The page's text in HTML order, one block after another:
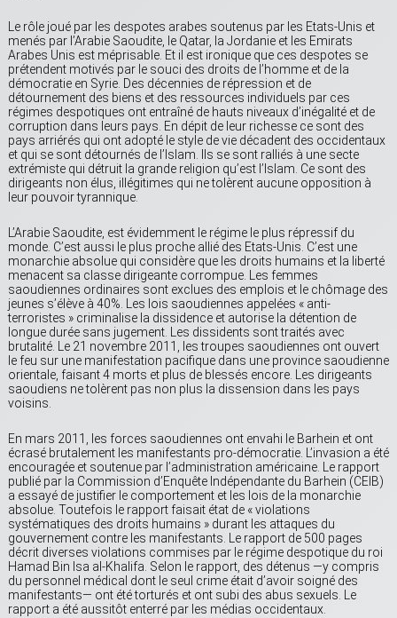
Le rôle joué par les despotes arabes soutenus par les Etats-Unis et
menés par l’Arabie Saoudite, le Qatar, la Jordanie et les Emirats
Arabes Unis est méprisable. Et il est ironique que ces despotes se
prétendent motivés par le souci des droits de l’homme et de la
démocratie en Syrie. Des décennies de répression et de
détournement des biens et des ressources individuels par ces
régimes despotiques ont entraîné de hauts niveaux d’inégalité et de
corruption dans leurs pays. En dépit de leur richesse ce sont des
pays arriérés qui ont adopté le style de vie décadent des occidentaux
et qui se sont détournés de l’Islam. Ils se sont ralliés à une secte
extrémiste qui détruit la grande religion qu’est l’Islam. Ce sont des
dirigeants non élus, illégitimes qui ne tolèrent aucune opposition à
leur pouvoir tyrannique.
L’Arabie Saoudite, est évidemment le régime le plus répressif du
monde. C’est aussi le plus proche allié des Etats-Unis. C’est une
monarchie absolue qui considère que les droits humains et la liberté
menacent sa classe dirigeante corrompue. Les femmes
saoudiennes ordinaires sont exclues des emplois et le chômage des
jeunes s’élève à 40%. Les lois saoudiennes appelées « anti-
terroristes » criminalise la dissidence et autorise la détention de
longue durée sans jugement. Les dissidents sont traités avec
brutalité. Le 21 novembre 2011, les troupes saoudiennes ont ouvert
le feu sur une manifestation pacifique dans une province saoudienne
orientale, faisant 4 morts et plus de blessés encore. Les dirigeants
saoudiens ne tolèrent pas non plus la dissension dans les pays
voisins.
En mars 2011, les forces saoudiennes ont envahi le Barhein et ont
écrasé brutalement les manifestants pro-démocratie. L’invasion a été
encouragée et soutenue par l’administration américaine. Le rapport
publié par la Commission d’Enquête Indépendante du Barhein (CEIB)
a essayé de justifier le comportement et les lois de la monarchie
absolue. Toutefois le rapport faisait état de « violations
systématiques des droits humains » durant les attaques du
gouvernement contre les manifestants. Le rapport de 500 pages
décrit diverses violations commises par le régime despotique du roi
Hamad Bin Isa al-Khalifa. Selon le rapport, des détenus —y compris
du personnel médical dont le seul crime était d’avoir soigné des
manifestants— ont été torturés et ont subi des abus sexuels. Le
rapport a été aussitôt enterré par les médias occidentaux.